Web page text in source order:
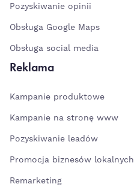
Pozyskiwanie opinii
Obsługa Google Maps
Obsługa social media
Reklama
Kampanie produktowe
Kampanie na stronę www
Pozyskiwanie leadów
Promocja biznesów lokalnych
Remarketing